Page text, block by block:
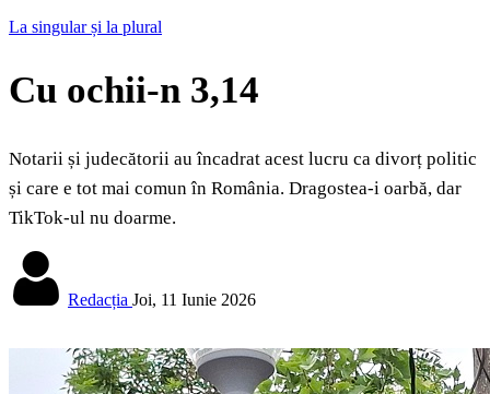
La singular și la plural
Cu ochii‑n 3,14
Notarii și judecătorii au încadrat acest lucru ca divorț politic
și care e tot mai comun în România. Dragostea-i oarbă, dar
TikTok-ul nu doarme.
Redacția Joi, 11 Iunie 2026